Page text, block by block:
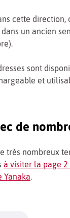
cette direction,
un ancien
sont
et
de
très nombreux
à visiter la page
Yanaka.